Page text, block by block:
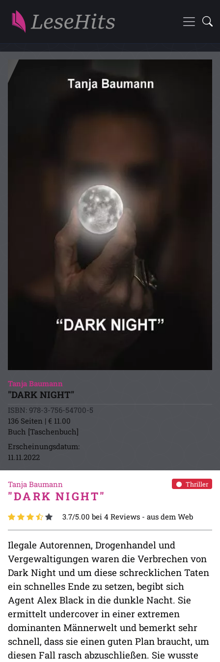
Tanja Baumann
"DARK NIGHT"
ISBN: 978-3-756-54700-5
136 Seiten | € 11.00
Buch [Taschenbuch]
Erscheinungsdatum:
11.11.2022
Thriller
Tanja Baumann
"DARK NIGHT"
3.7/5.00 bei 4 Reviews - aus dem Web
Ilegale Autorennen, Drogenhandel und
Vergewaltigungen waren die Verbrechen von
Dark Night und um diese schrecklichen Taten
ein schnelles Ende zu setzen, begibt sich
Agent Alex Black in die dunkle Nacht. Sie
ermittelt undercover in einer extremen
dominanten Männerwelt und bemerkt sehr
schnell, dass sie einen guten Plan braucht, um
diesen Fall rasch abzuschließen. Sie wusste